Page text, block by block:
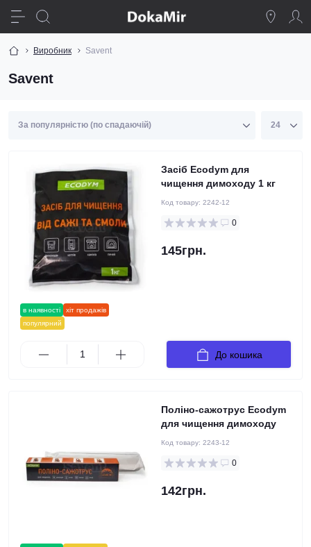
Виробник Savent
Savent
в наявності
хіт продажів
популярний
Засіб Ecodym для
чищення димоходу 1 кг
Код товару: 2242-12
0
145грн.
До кошика
Поліно-сажотрус Ecodym
для чищення димоходу
Код товару: 2243-12
0
142грн.